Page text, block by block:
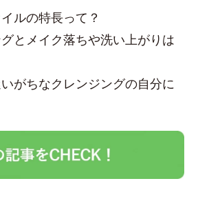
ルの特長って？
とメイク落ちや洗い上がりは
がちなクレンジングの自分に